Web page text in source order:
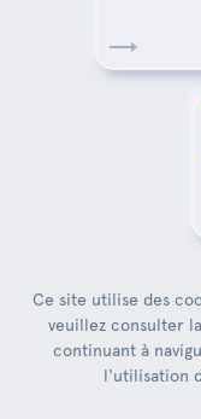
LIENS INTÉRESSANTS:
Ce site utilise des
veuillez consulter
continuant à
l'utilisation